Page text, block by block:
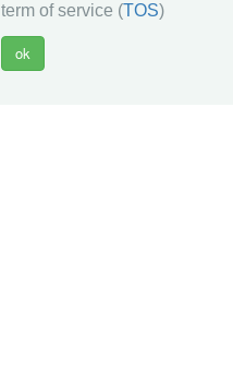
term of service (TOS)